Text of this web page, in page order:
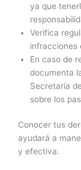
ya que
Verifica
infracciones
En caso de
documenta
Secretaría
sobre los
Conocer tus
ayudará a
y efectiva.